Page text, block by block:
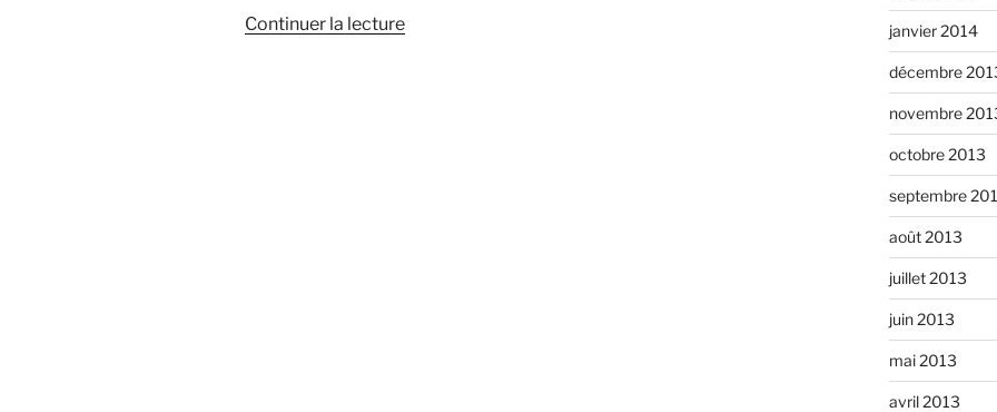
Continuer la lecturede
janvier 2014
décembre
novembre
octobre 2013
septembre
août 2013
juillet 2013
juin 2013
mai 2013
avril 2013